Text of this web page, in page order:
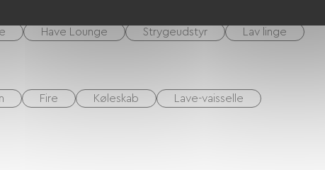
Have Lounge Strygeudstyr Lav linge
Fire Køleskab Lave-vaisselle